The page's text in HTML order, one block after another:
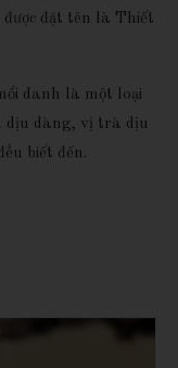
đặt tên là Thiết
danh là một loại
dịu dàng, vị trà dịu
biết đến.